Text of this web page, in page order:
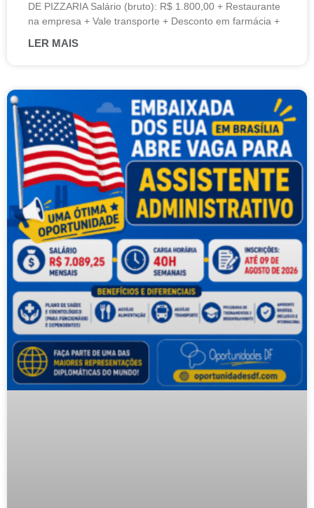
DE PIZZARIA Salário (bruto): R$ 1.800,00 + Restaurante
na empresa + Vale transporte + Desconto em farmácia +
LER MAIS